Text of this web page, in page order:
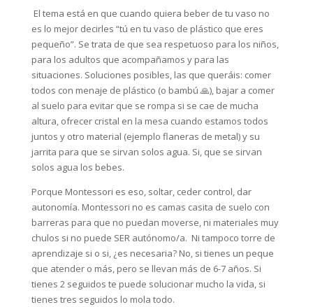
⁣ El tema está en que cuando quiera beber de tu vaso no
es lo mejor decirles “tú en tu vaso de plástico que eres
pequeño”. Se trata de que sea respetuoso para los niños,
para los adultos que acompañamos y para las
situaciones. Soluciones posibles, las que queráis: comer
todos con menaje de plástico (o bambú 🙏), bajar a comer
al suelo para evitar que se rompa si se cae de mucha
altura, ofrecer cristal en la mesa cuando estamos todos
juntos y otro material (ejemplo flaneras de metal) y su
jarrita para que se sirvan solos agua.⁣ Si, que se sirvan
solos agua los bebes. ⁣ ⁣
Porque Montessori es eso, soltar, ceder control, dar
autonomía. Montessori no es camas casita de suelo con
barreras para que no puedan moverse, ni materiales muy
chulos si no puede SER autónomo/a.⁣ ⁣ Ni tampoco torre de
aprendizaje si o si, ¿es necesaria? No, si tienes un peque
que atender o más, pero se llevan más de 6-7 años. Si
tienes 2 seguidos te puede solucionar mucho la vida, si
tienes tres seguidos lo mola todo.